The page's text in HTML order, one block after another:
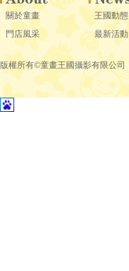
關於童畫
門店風采
王國動態
最新活動
版權所有©童畫王國攝影有限公司